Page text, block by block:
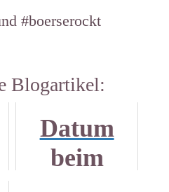
#boerserockt
Blogartikel:
Datum
beim